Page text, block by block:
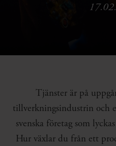
Tjänster är på
tillverkningsindustrin och
svenska företag som
Hur växlar du från ett